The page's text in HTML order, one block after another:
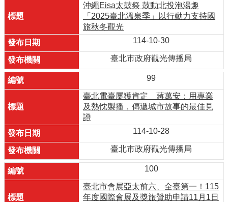
沖繩Eisa太鼓祭 鼓動北投泡湯趣
「2025臺北溫泉季」以行動力支持國
旅秋冬觀光
114-10-30
臺北市政府觀光傳播局
99
臺北電臺屢獲肯定 蔣萬安：用專業
及熱忱製播，傳遞城市故事的最佳見
證
114-10-28
臺北市政府觀光傳播局
100
臺北市會展亞太前六、全臺第一！115
年度國際會展及獎旅贊助申請11月1日